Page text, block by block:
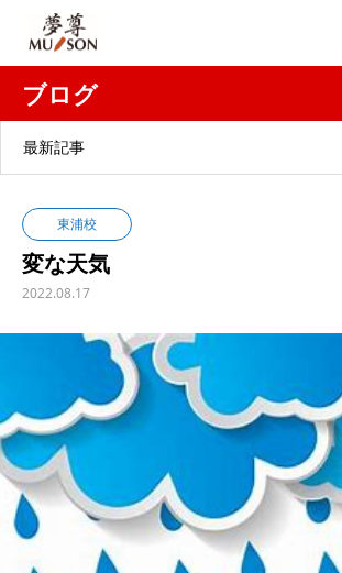
ブログ
最新記事
東浦校
変な天気
2022.08.17